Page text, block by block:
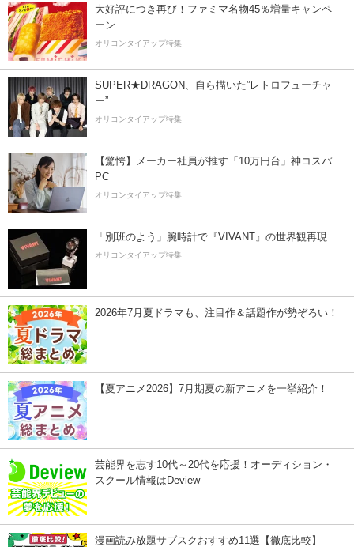
大好評につき再び！ファミマ名物45％増量キャンペ
ーン
オリコンタイアップ特集
SUPER★DRAGON、自ら描いた”レトロフューチャ
ー”
オリコンタイアップ特集
【驚愕】メーカー社員が推す「10万円台」神コスパ
PC
オリコンタイアップ特集
「別班のよう」腕時計で『VIVANT』の世界観再現
オリコンタイアップ特集
2026年7月夏ドラマも、注目作＆話題作が勢ぞろい！
【夏アニメ2026】7月期夏の新アニメを一挙紹介！
芸能界を志す10代～20代を応援！オーディション・
スクール情報はDeview
漫画読み放題サブスクおすすめ11選【徹底比較】